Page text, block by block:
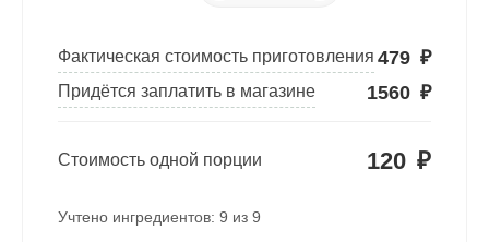
Фактическая стоимость приготовления 479 ₽
Придётся заплатить в магазине 1560 ₽
Стоимость одной порции 120 ₽
Учтено ингредиентов: 9 из 9